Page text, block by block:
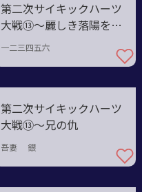
第二次サイキックハーツ
大戦⑬〜麗しき落陽を阻
め
一二三四五六
第二次サイキックハーツ
大戦⑬〜兄の仇
吾妻 銀